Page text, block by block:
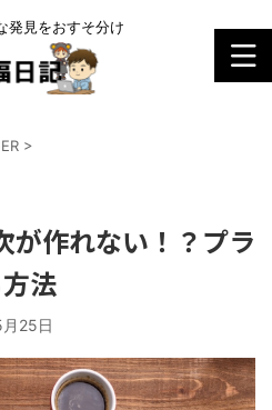
発見をおすそ分け
>
が作れない！？プラ
法
25日